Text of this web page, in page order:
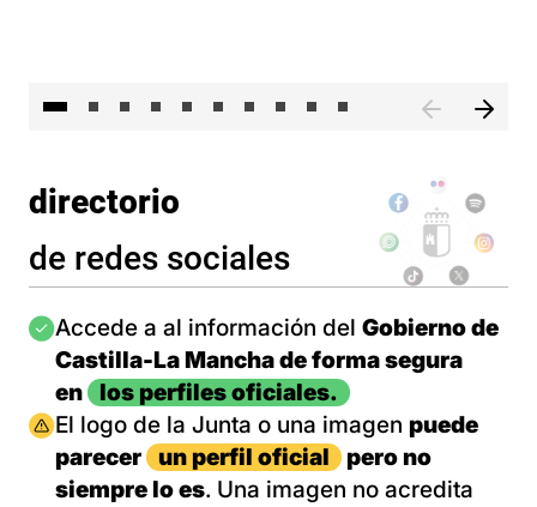
directorio
de redes sociales
Imagen
Accede a al información del Gobierno de
Castilla-La Mancha de forma segura
en
los perfiles oficiales.
Imagen
El logo de la Junta o una imagen puede
parecer
un perfil oficial
pero no
siempre lo es. Una imagen no acredita